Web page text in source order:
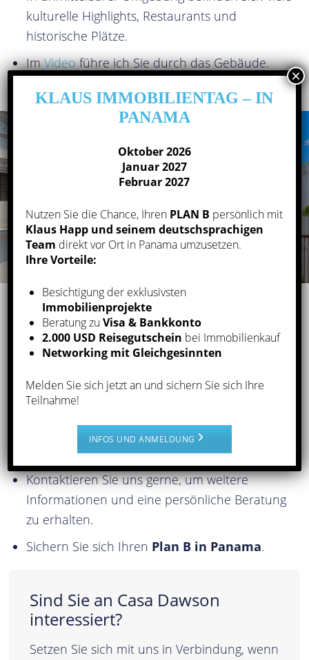
kulturelle Highlights, Restaurants und
historische Plätze.
ImVideoführe ich Sie durch das Gebäude.
WIR STEHEN IHNEN ZUR SEITE
BEIM KAUF IHRER IMMOBILIE IN
PANAMA
Verfügbarkeiten und Preisliste
begleiten Sie gerne im gesamten Kaufprozess.
Kontaktieren Sie uns gerne, um weitere
Informationen und eine persönliche Beratung
zu erhalten.
Sichern Sie sich Ihren Plan B in Panama.
Sind Sie an Casa Dawson
interessiert?
Setzen Sie sich mit uns in Verbindung, wenn
KLAUS IMMOBILIENTAG – IN
PANAMA
Oktober 2026
Januar 2027
Februar 2027
Nutzen Sie die Chance, Ihren PLAN B persönlich mit
Klaus Happ und seinem deutschsprachigen
Team direkt vor Ort in Panama umzusetzen.
Ihre Vorteile:
Besichtigung der exklusivsten
Immobilienprojekte
Beratung zuVisa & Bankkonto
2.000 USD Reisegutschein bei Immobilienkauf
Networking mit Gleichgesinnten
Melden Sie sich jetzt an und sichern Sie sich Ihre
Teilnahme!
INFOS UND ANMELDUNG